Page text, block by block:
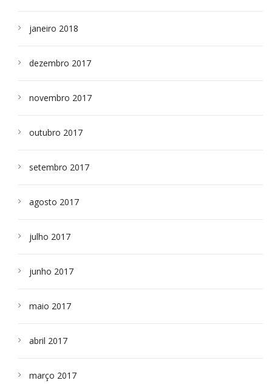
janeiro 2018
dezembro 2017
novembro 2017
outubro 2017
setembro 2017
agosto 2017
julho 2017
junho 2017
maio 2017
abril 2017
março 2017